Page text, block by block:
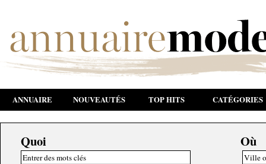
ANNUAIRE NOUVEAUTÉS TOP HITS CATÉGORIES
Quoi Où